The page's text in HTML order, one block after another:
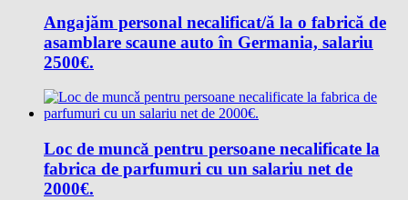
Angajăm personal necalificat/ă la o fabrică de
asamblare scaune auto în Germania, salariu
2500€.
Loc de muncǎ pentru persoane necalificate la
fabrica de parfumuri cu un salariu net de
2000€.